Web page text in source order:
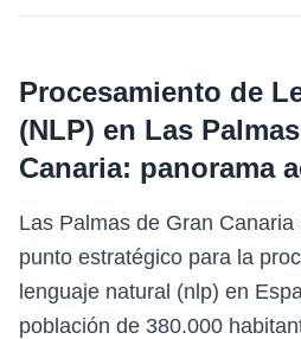
Procesamiento de
(NLP) en Las
Canaria: panorama
Las Palmas de Gran
punto estratégico para la
lenguaje natural (nlp) en
población de 380.000